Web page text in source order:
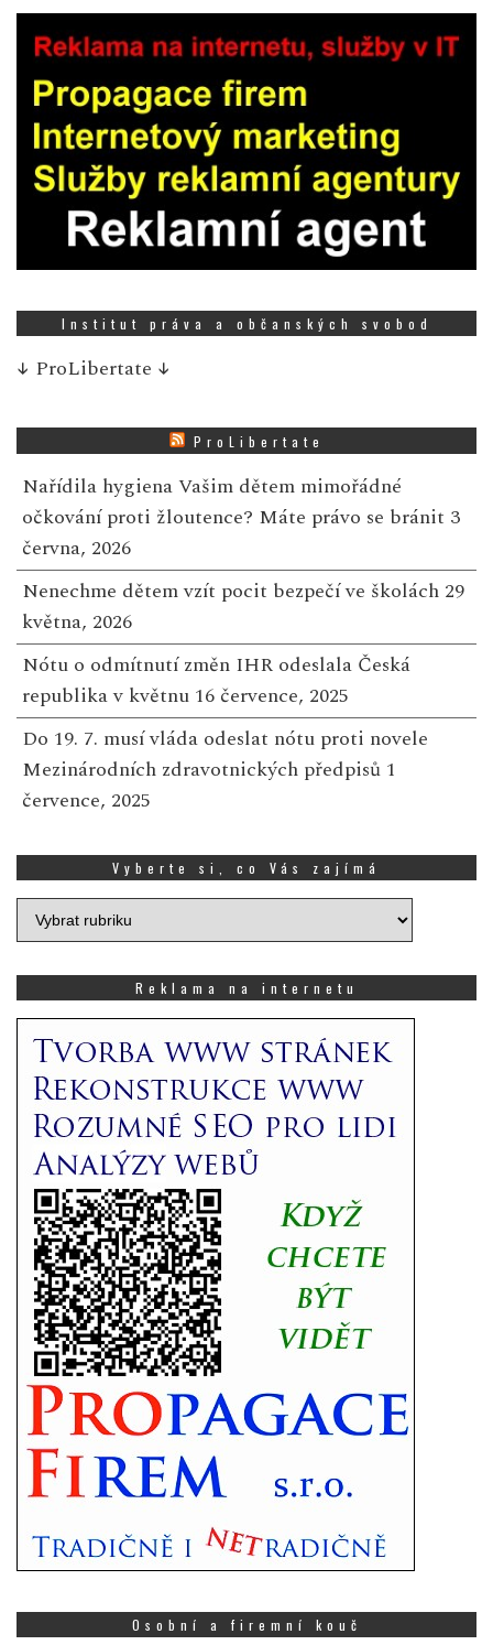
Institut práva a občanských svobod
↓ ProLibertate ↓
ProLibertate
Nařídila hygiena Vašim dětem mimořádné
očkování proti žloutence? Máte právo se bránit 3
června, 2026
Nenechme dětem vzít pocit bezpečí ve školách 29
května, 2026
Nótu o odmítnutí změn IHR odeslala Česká
republika v květnu 16 července, 2025
Do 19. 7. musí vláda odeslat nótu proti novele
Mezinárodních zdravotnických předpisů 1
července, 2025
Vyberte si, co Vás zajímá
Vyberte
si,
zajímá
Reklama na internetu
Osobní a firemní kouč